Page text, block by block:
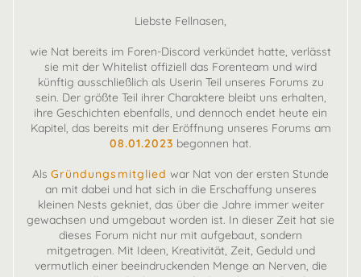
Liebste Fellnasen,
wie Nat bereits im Foren-Discord verkündet hatte, verlässt
sie mit der Whitelist offiziell das Forenteam und wird
künftig ausschließlich als Userin Teil unseres Forums zu
sein. Der größte Teil ihrer Charaktere bleibt uns erhalten,
ihre Geschichten ebenfalls, und dennoch endet heute ein
Kapitel, das bereits mit der Eröffnung unseres Forums am
08.01.2023 begonnen hat.
AlsGründungsmitglied war Nat von der ersten Stunde
an mit dabei und hat sich in die Erschaffung unseres
kleinen Nests gekniet, das über die Jahre immer weiter
gewachsen und umgebaut worden ist. In dieser Zeit hat sie
dieses Forum nicht nur mit aufgebaut, sondern
mitgetragen. Mit Ideen, Kreativität, Zeit, Geduld und
vermutlich einer beeindruckenden Menge an Nerven, die